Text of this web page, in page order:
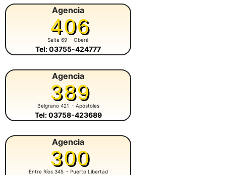
Agencia
406
Salta 69 - Oberá
Tel: 03755-424777
Agencia
389
Belgrano 421 - Apóstoles
Tel: 03758-423689
Agencia
300
Entre Ríos 345 - Puerto Libertad